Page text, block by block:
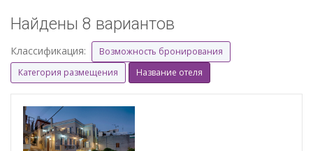
Найдены 8 вариантов
Классификация:
Возможность бронирования
Категория размещения
Название отеля